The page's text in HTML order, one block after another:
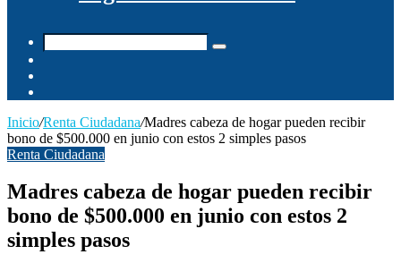
Buscar
azar
Inicio/Renta Ciudadana/Madres cabeza de hogar pueden recibir
bono de $500.000 en junio con estos 2 simples pasos
Renta Ciudadana
Madres cabeza de hogar pueden recibir
bono de $500.000 en junio con estos 2
simples pasos